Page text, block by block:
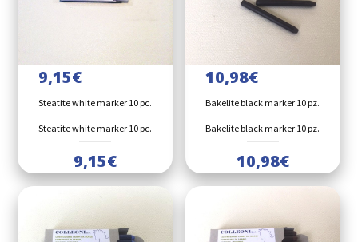
9,15€
Steatite white marker 10 pc.
Steatite white marker 10 pc.
9,15€
10,98€
Bakelite black marker 10 pz.
Bakelite black marker 10 pz.
10,98€